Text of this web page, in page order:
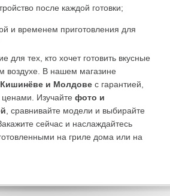
после каждой готовки;
и временем приготовления для
для тех, кто хочет готовить вкусные
воздухе. В нашем магазине
Кишинёве и Молдове с гарантией,
ценами. Изучайте фото и
, сравнивайте модели и выбирайте
сейчас и наслаждайтесь
на гриле дома или на